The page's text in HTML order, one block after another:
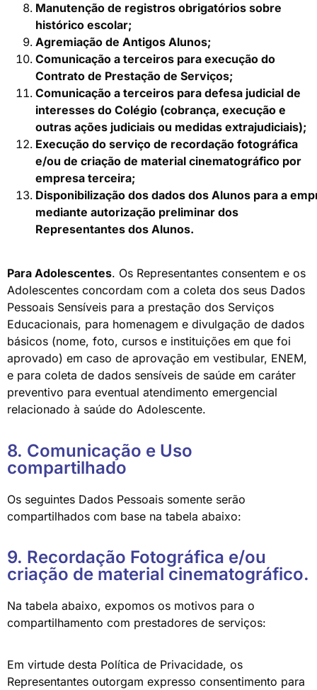
Manutenção de registros obrigatórios sobre
histórico escolar;
Agremiação de Antigos Alunos;
Comunicação a terceiros para execução do
Contrato de Prestação de Serviços;
Comunicação a terceiros para defesa judicial de
interesses do Colégio (cobrança, execução e
outras ações judiciais ou medidas extrajudiciais);
Execução do serviço de recordação fotográfica
e/ou de criação de material cinematográfico por
empresa terceira;
Disponibilização dos dados dos Alunos para a
mediante autorização preliminar dos
Representantes dos Alunos.
Para Adolescentes. Os Representantes consentem e os
Adolescentes concordam com a coleta dos seus Dados
Pessoais Sensíveis para a prestação dos Serviços
Educacionais, para homenagem e divulgação de dados
básicos (nome, foto, cursos e instituições em que foi
aprovado) em caso de aprovação em vestibular, ENEM,
e para coleta de dados sensíveis de saúde em caráter
preventivo para eventual atendimento emergencial
relacionado à saúde do Adolescente.
8. Comunicação e Uso
compartilhado
Os seguintes Dados Pessoais somente serão
compartilhados com base na tabela abaixo:
9. Recordação Fotográfica e/ou
criação de material cinematográfico.
Na tabela abaixo, expomos os motivos para o
compartilhamento com prestadores de serviços:
Em virtude desta Política de Privacidade, os
Representantes outorgam expresso consentimento para